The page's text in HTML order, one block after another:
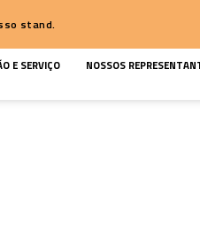
sua visita ao nosso stand.
PEÇAS DE REPOSIÇÃO E SERVIÇO